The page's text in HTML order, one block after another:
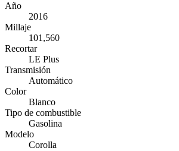
Año
2016
Millaje
101,560
Recortar
LE Plus
Transmisión
Automático
Color
Blanco
Tipo de combustible
Gasolina
Modelo
Corolla